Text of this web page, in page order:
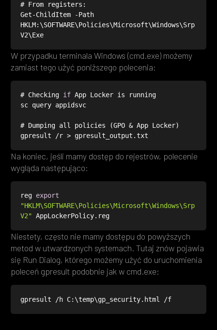
Get-ChildItem -Path
HKLM:\SOFTWARE\Policies\Microsoft\Windows\Srp
V2\Exe
W przypadku terminala Windows (cmd.exe) możemy
zamiast tego użyć poniższego polecenia:
# Checking if
App Locker is running
sc query appidsvc
gpresult /r > gpresult_output.txt
Na koniec, jeśli mamy dostęp do rejestrów, polecenie
wygląda następująco:
reg export
"HKLM\SOFTWARE\Policies\Microsoft\Windows\Srp
V2" AppLockerPolicy.reg
Niestety, często nie mamy dostępu do powyższych
metod w utwardzonych systemach. Tutaj znów pojawia
się Run Dialog, którego możemy użyć do uruchomienia
poleceń gpresult podobnie jak w cmd.exe:
gpresult /h C:\temp\gp_security.html /f